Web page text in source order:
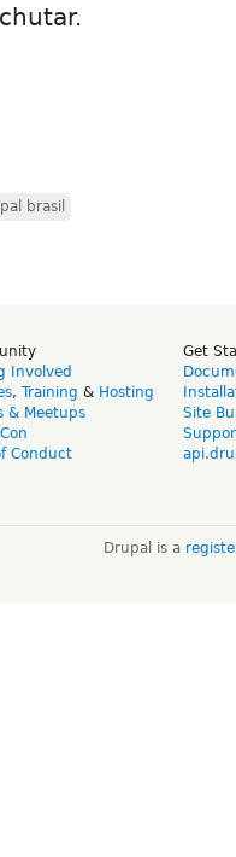
brasil
Involved
, Training & Hosting
& Meetups
Conduct
Get
Site
Drupal is a